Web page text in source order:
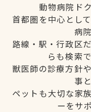
動物病院ド
首都圏を中心とし
病
路線・駅・行政区
らも検索
獣医師の診療方針
事
ペットも大切な家
ーをサ